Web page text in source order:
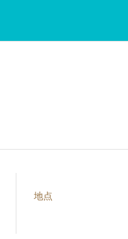
地点